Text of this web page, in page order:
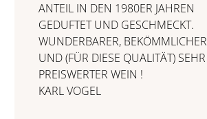
ANTEIL IN DEN 1980ER JAHREN
GEDUFTET UND GESCHMECKT.
WUNDERBARER, BEKÖMMLICHER
UND (FÜR DIESE QUALITÄT) SEHR
PREISWERTER WEIN !
KARL VOGEL